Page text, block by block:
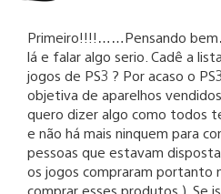
Primeiro!!!!……Pensando
lá e falar algo serio. Cadê a
jogos de PS3 ? Por acaso o
objetiva de aparelhos
quero dizer algo como todos
e não há mais ninquem para
pessoas que estavam
os jogos compraram portanto
comprar esses produtos ). Se